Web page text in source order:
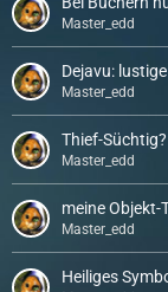
Master_edd
Dejavu:
Master_edd
Thief-Süchtig?
Master_edd
meine
Master_edd
Heiliges